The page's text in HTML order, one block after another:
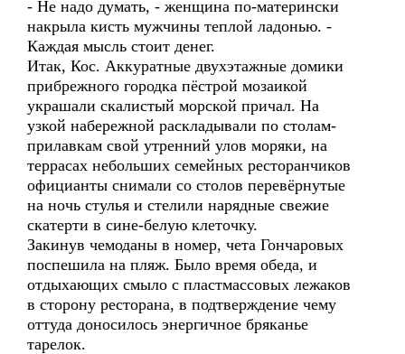
- Не надо думать, - женщина по-матерински
накрыла кисть мужчины теплой ладонью. -
Каждая мысль стоит денег.
Итак, Кос. Аккуратные двухэтажные домики
прибрежного городка пёстрой мозаикой
украшали скалистый морской причал. На
узкой набережной раскладывали по столам-
прилавкам свой утренний улов моряки, на
террасах небольших семейных ресторанчиков
официанты снимали со столов перевёрнутые
на ночь стулья и стелили нарядные свежие
скатерти в сине-белую клеточку.
Закинув чемоданы в номер, чета Гончаровых
поспешила на пляж. Было время обеда, и
отдыхающих смыло с пластмассовых лежаков
в сторону ресторана, в подтверждение чему
оттуда доносилось энергичное бряканье
тарелок.